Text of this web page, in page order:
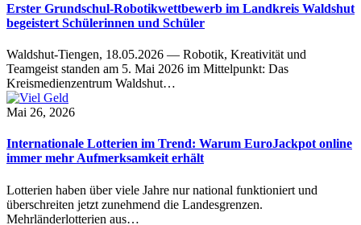
Erster Grundschul-Robotikwettbewerb im Landkreis Waldshut
begeistert Schülerinnen und Schüler
Waldshut-Tiengen, 18.05.2026 — Robotik, Kreativität und
Teamgeist standen am 5. Mai 2026 im Mittelpunkt: Das
Kreismedienzentrum Waldshut…
Mai 26, 2026
Internationale Lotterien im Trend: Warum EuroJackpot online
immer mehr Aufmerksamkeit erhält
Lotterien haben über viele Jahre nur national funktioniert und
überschreiten jetzt zunehmend die Landesgrenzen.
Mehrländerlotterien aus…